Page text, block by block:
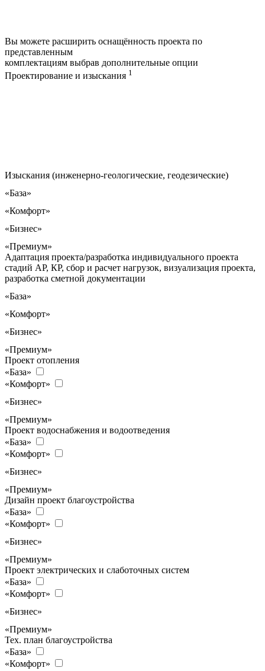
Вы можете расширить оснащённость проекта по
представленным
комплектациям выбрав дополнительные опции
Проектирование и изыскания 1
Изыскания (инженерно-геологические, геодезические)
«База»
«Комфорт»
«Бизнес»
«Премиум»
Адаптация проекта/разработка индивидуального проекта
стадий АР, КР, сбор и расчет нагрузок, визуализация проекта,
разработка сметной документации
«База»
«Комфорт»
«Бизнес»
«Премиум»
Проект отопления
«База»
«Комфорт»
«Бизнес»
«Премиум»
Проект водоснабжения и водоотведения
«База»
«Комфорт»
«Бизнес»
«Премиум»
Дизайн проект благоустройства
«База»
«Комфорт»
«Бизнес»
«Премиум»
Проект электрических и слаботочных систем
«База»
«Комфорт»
«Бизнес»
«Премиум»
Тех. план благоустройства
«База»
«Комфорт»